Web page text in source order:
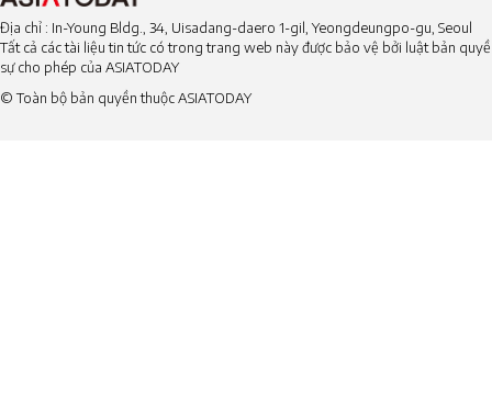
Địa chỉ : In-Young Bldg., 34, Uisadang-daero 1-gil, Yeongdeungpo-gu, Seoul
Tất cả các tài liệu tin tức có trong trang web này được bảo vệ bởi luật bản
sự cho phép của ASIATODAY
© Toàn bộ bản quyền thuộc ASIATODAY